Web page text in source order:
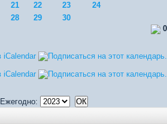
21 22 23
24
28 29
30
0
Ежегодно: